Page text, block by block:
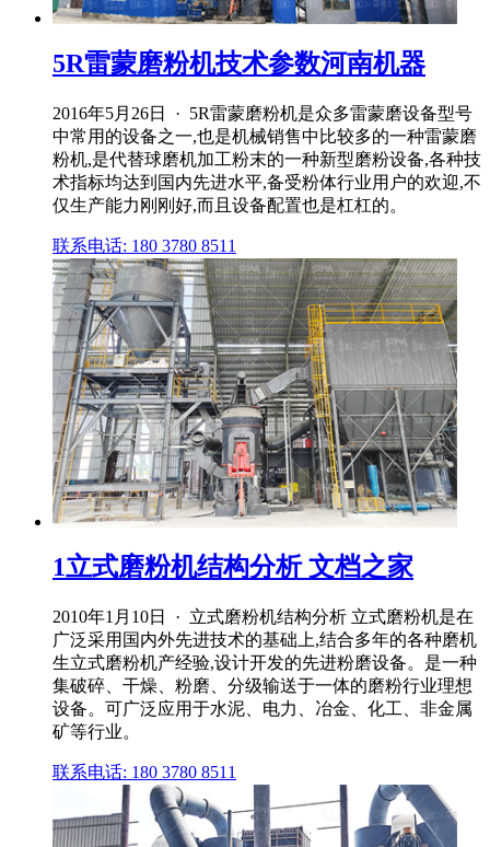
5R雷蒙磨粉机技术参数河南机器
2016年5月26日 · 5R雷蒙磨粉机是众多雷蒙磨设备型号
中常用的设备之一,也是机械销售中比较多的一种雷蒙磨
粉机,是代替球磨机加工粉末的一种新型磨粉设备,各种技
术指标均达到国内先进水平,备受粉体行业用户的欢迎,不
仅生产能力刚刚好,而且设备配置也是杠杠的。
联系电话: 180 3780 8511
1立式磨粉机结构分析 文档之家
2010年1月10日 · 立式磨粉机结构分析 立式磨粉机是在
广泛采用国内外先进技术的基础上,结合多年的各种磨机
生立式磨粉机产经验,设计开发的先进粉磨设备。是一种
集破碎、干燥、粉磨、分级输送于一体的磨粉行业理想
设备。可广泛应用于水泥、电力、冶金、化工、非金属
矿等行业。
联系电话: 180 3780 8511